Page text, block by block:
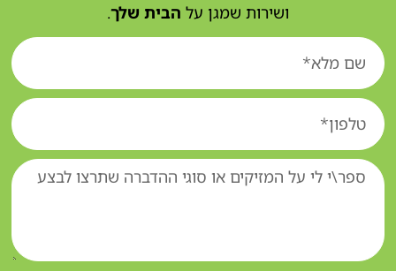
ושירות שמגן על הבית שלך.